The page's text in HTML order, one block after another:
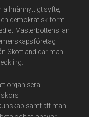
syfte,
demokratisk form.
Västerbottens län
i
Skottland där man
organisera
samt att man